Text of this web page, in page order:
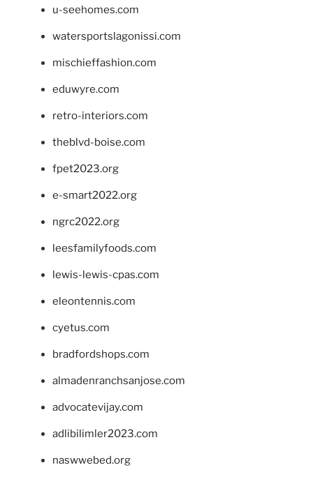
u-seehomes.com
watersportslagonissi.com
mischieffashion.com
eduwyre.com
retro-interiors.com
theblvd-boise.com
fpet2023.org
e-smart2022.org
ngrc2022.org
leesfamilyfoods.com
lewis-lewis-cpas.com
eleontennis.com
cyetus.com
bradfordshops.com
almadenranchsanjose.com
advocatevijay.com
adlibilimler2023.com
naswwebed.org